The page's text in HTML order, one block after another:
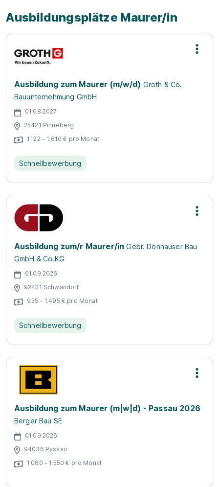
Ausbildungsplätze Maurer/in
Ausbildung zum Maurer (m/w/d) Groth & Co.
Bauunternehmung GmbH
01.08.2027
25421 Pinneberg
1.122 - 1.610 € pro Monat
Schnellbewerbung
Ausbildung zum/r Maurer/in Gebr. Donhauser Bau
GmbH & Co.KG
01.09.2026
92421 Schwandorf
935 - 1.495 € pro Monat
Schnellbewerbung
Ausbildung zum Maurer (m|w|d) - Passau 2026
Berger Bau SE
01.09.2026
94036 Passau
1.080 - 1.550 € pro Monat